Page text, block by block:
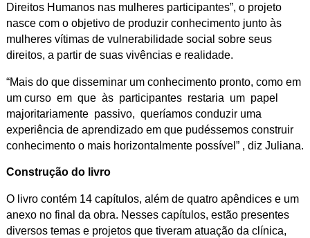
Direitos Humanos nas mulheres participantes”, o projeto
nasce com o objetivo de produzir conhecimento junto às
mulheres vítimas de vulnerabilidade social sobre seus
direitos, a partir de suas vivências e realidade.
“Mais do que disseminar um conhecimento pronto, como em
um curso em que às participantes restaria um papel
majoritariamente passivo, queríamos conduzir uma
experiência de aprendizado em que pudéssemos construir
conhecimento o mais horizontalmente possível” , diz Juliana.
Construção do livro
O livro contém 14 capítulos, além de quatro apêndices e um
anexo no final da obra. Nesses capítulos, estão presentes
diversos temas e projetos que tiveram atuação da clínica,